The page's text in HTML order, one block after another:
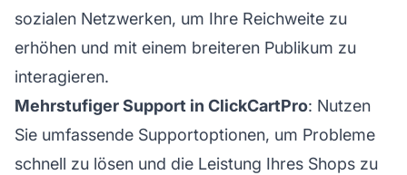
sozialen Netzwerken, um Ihre Reichweite zu
erhöhen und mit einem breiteren Publikum zu
interagieren.
Mehrstufiger Support in ClickCartPro: Nutzen
Sie umfassende Supportoptionen, um Probleme
schnell zu lösen und die Leistung Ihres Shops zu